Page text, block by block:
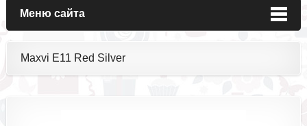
Меню сайта
Maxvi E11 Red Silver